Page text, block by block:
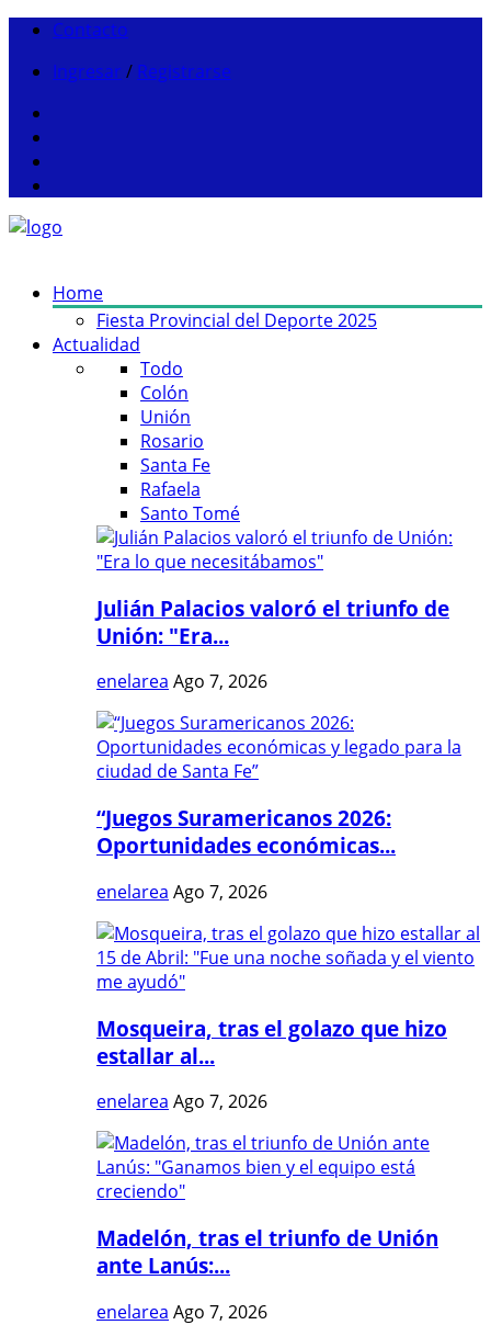
Contacto
Ingresar / Registrarse
Home
Fiesta Provincial del Deporte 2025
Actualidad
Todo
Colón
Unión
Rosario
Santa Fe
Rafaela
Santo Tomé
Julián Palacios valoró el triunfo de
Unión: "Era...
enelarea Ago 7, 2026
“Juegos Suramericanos 2026:
Oportunidades económicas...
enelarea Ago 7, 2026
Mosqueira, tras el golazo que hizo
estallar al...
enelarea Ago 7, 2026
Madelón, tras el triunfo de Unión
ante Lanús:...
enelarea Ago 7, 2026